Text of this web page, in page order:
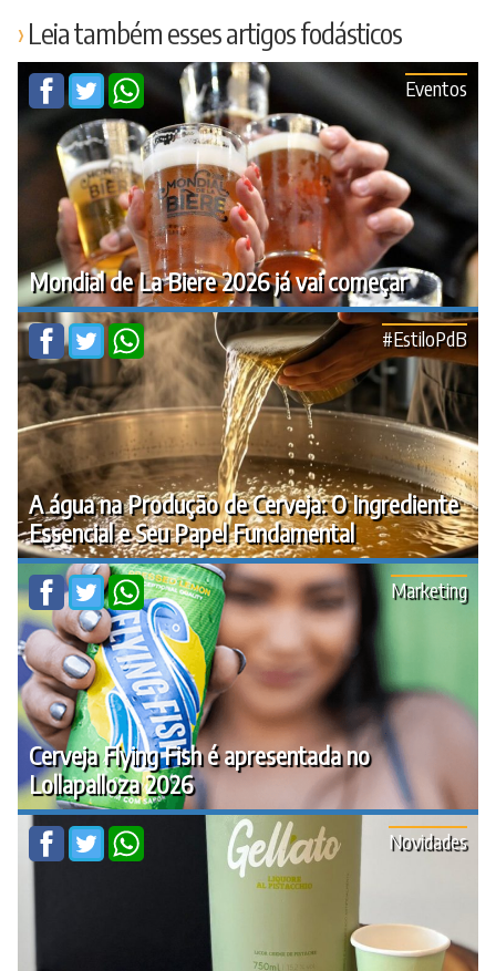
Leia também esses artigos fodásticos
Mondial de La Biere 2026 já vai começar
Eventos
A água na Produção de Cerveja: O Ingrediente
Essencial e Seu Papel Fundamental
#EstiloPdB
Cerveja Flying Fish é apresentada no
Lollapalloza 2026
Marketing
Novidades